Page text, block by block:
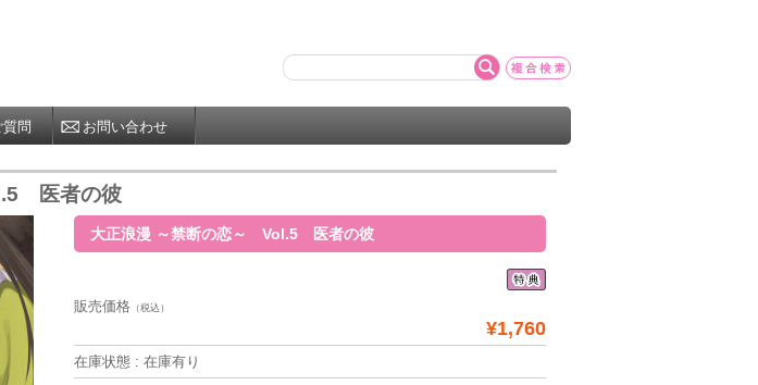
問 お問い合わせ
医者の彼
大正浪漫 ～禁断の恋～ Vol.5 医者の彼
販売価格 （税込）
¥1,760
在庫状態 : 在庫有り